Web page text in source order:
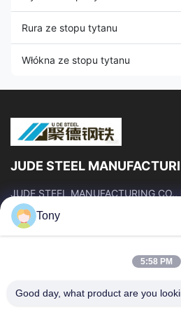
Rura ze stopu tytanu
Włókna ze stopu tytanu
JUDE STEEL
JUDE STEEL MANUFACTURING
roku, jest profesjonalnym
stalowych bez szwu i stopów tytanu
Szybkie Linki
O Nas
Tony
5:58 PM
Good day, what product are you